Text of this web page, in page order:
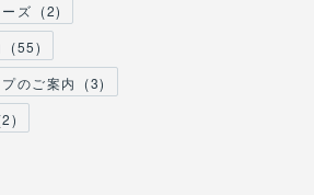
ズ (2)
(55)
のご案内
(3)
2)